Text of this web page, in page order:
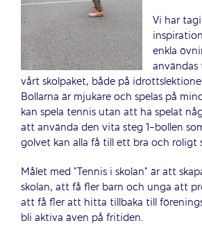
Vi har
enkla
användas
vårt skolpaket, både på
Bollarna är mjukare och spelas på
kan spela tennis utan att ha spelat
att använda den vita steg 1-bollen
golvet kan alla få till ett bra och roligt
Målet med ”Tennis i skolan” är att
skolan, att få fler barn och unga att
att få fler att hitta tillbaka till
bli aktiva även på fritiden.